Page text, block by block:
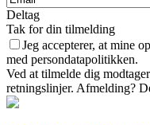
Deltag
Tak for din tilmelding
Jeg accepterer, at mine
med persondatapolitikken.
Ved at tilmelde dig
retningslinjer. Afmelding?